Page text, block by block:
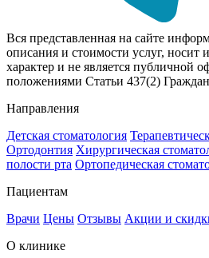
Вся представленная на сайте
описания и стоимости услуг,
характер и не является публичной
положениями Статьи 437(2)
Направления
Детская стоматология
Ортодонтия Хирургическая
полости рта Ортопедическая
Пациентам
Врачи Цены Отзывы Акции и
О клинике